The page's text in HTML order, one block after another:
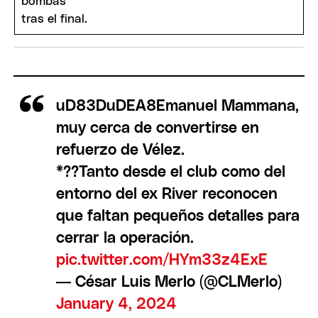
uD83DuDEA8Emanuel Mammana,
muy cerca de convertirse en
refuerzo de Vélez.
*??Tanto desde el club como del
entorno del ex River reconocen
que faltan pequeños detalles para
cerrar la operación.
pic.twitter.com/HYm33z4ExE
— César Luis Merlo (@CLMerlo)
January 4, 2024